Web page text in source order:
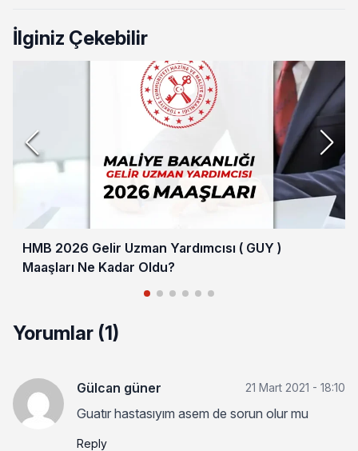
İlginiz Çekebilir
HMB 2026 Gelir Uzman Yardımcısı ( GUY )
Maaşları Ne Kadar Oldu?
Yorumlar (1)
Gülcan güner 21 Mart 2021 - 18:10
Guatır hastasıyım asem de sorun olur mu
Reply